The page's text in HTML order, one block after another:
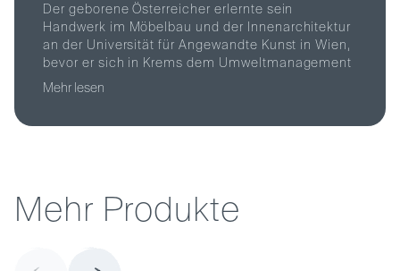
Der geborene Österreicher erlernte sein
Handwerk im Möbelbau und der Innenarchitektur
an der Universität für Angewandte Kunst in Wien,
bevor er sich in Krems dem Umweltmanagement
zuwandte. Mit Mentoren wie Max Bill, Johannes
und Büromöbeln bereichert. Sein Motto? "Jedes
Stück braucht einen Zweck, eine klare Vision und
Mehr lesen
Mehr Produkte